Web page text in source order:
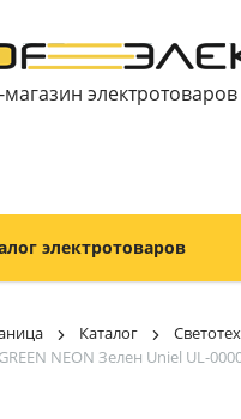
электротоваров
электротоваров
Каталог
NEON Зелен Uniel UL-